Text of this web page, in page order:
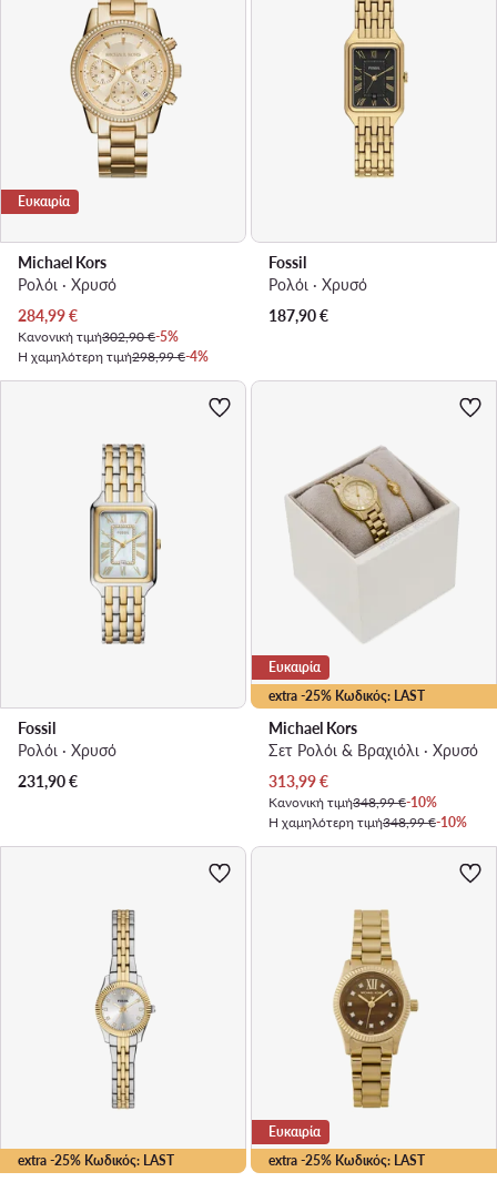
Ευκαιρία
Michael Kors
Ρολόι · Χρυσό
Τρέχουσα τιμή
284,99€
Κανονική τιμή302,90 €-5%
Η χαμηλότερη τιμή298,99 €-4%
Fossil
Ρολόι · Χρυσό
187,90€
Fossil
Ρολόι · Χρυσό
231,90€
extra -25% Κωδικός: LAST
Ευκαιρία
Michael Kors
Σετ Ρολόι & Βραχιόλι · Χρυσό
Τρέχουσα τιμή
313,99€
Κανονική τιμή348,99 €-10%
Η χαμηλότερη τιμή348,99 €-10%
extra -25% Κωδικός: LAST extra -25% Κωδικός: LAST
Ευκαιρία